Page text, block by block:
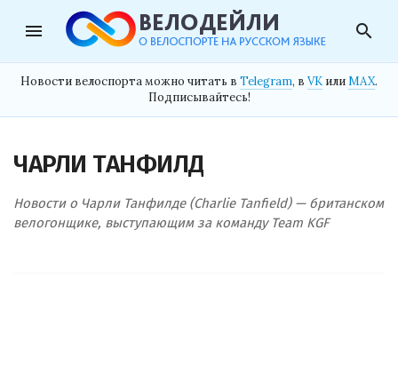
menu search
Новости велоспорта можно читать в Telegram, в VK илиMAX.
Подписывайтесь!
ЧАРЛИ ТАНФИЛД
Новости о Чарли Танфилде (Charlie Tanfield) — британском
велогонщике, выступающим за команду Team KGF